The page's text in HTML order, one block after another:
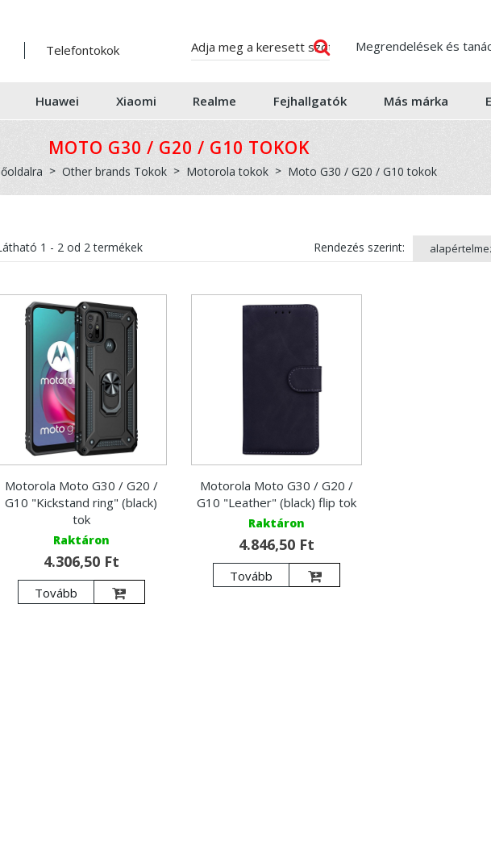
Telefontokok Megrendelések és
Huawei Xiaomi Realme Fejhallgatók Más márka
MOTO G30 / G20 / G10 TOKOK
Other brands Tokok Motorola tokok Moto G30 / G20 / G10 tokok
1 - 2od 2termékek Rendezés szerint:
Motorola Moto G30 / G20 /
G10 "Kickstand ring" (black)
tok
Raktáron
4.306,50 Ft
Tovább
Motorola Moto G30 / G20 /
G10 "Leather" (black) flip tok
Raktáron
4.846,50 Ft
Tovább